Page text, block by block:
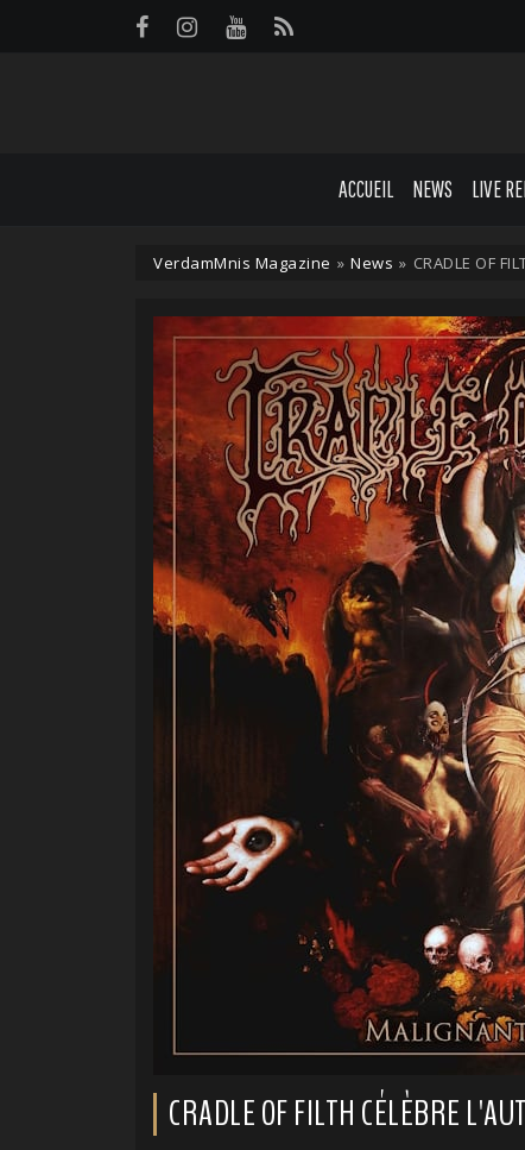
ACCUEIL NEWS LIVE
VerdamMnis Magazine » News » CRADLE OF
CRADLE OF FILTH CÉLÈBRE
Panneau de gestion des cookies